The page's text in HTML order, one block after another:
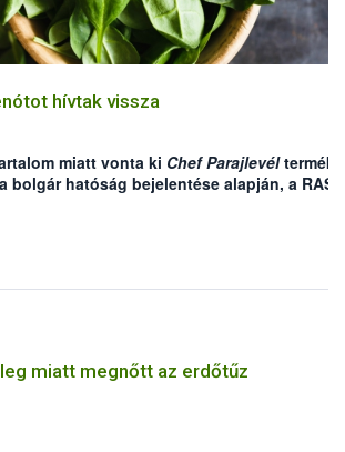
hívtak vissza
miatt vonta ki Chef Parajlevél
bolgár hatóság bejelentése alapján, a
az esetről.
miatt megnőtt az erdőtűz